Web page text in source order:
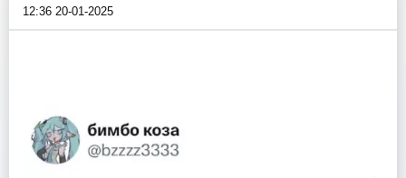
12:36 20-01-2025